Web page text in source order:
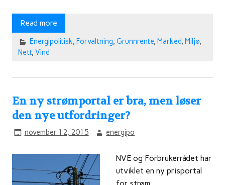
Read more
Energipolitisk, Forvaltning, Grunnrente, Marked, Miljø,
Nett, Vind
En ny strømportal er bra, men løser
den nye utfordringer?
november 12, 2015 energipo
NVE og Forbrukerrådet har
utviklet en ny prisportal